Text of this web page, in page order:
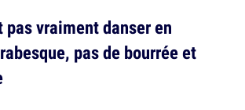
pas vraiment danser en
pas de bourrée et